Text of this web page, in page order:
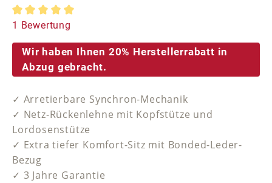
Durchschnittliche Bewertung von 5 von 5 Sternen
1 Bewertung
Wir haben Ihnen 20% Herstellerrabatt in
Abzug gebracht.
✓ Arretierbare Synchron-Mechanik
✓ Netz-Rückenlehne mit Kopfstütze und
Lordosenstütze
✓ Extra tiefer Komfort-Sitz mit Bonded-Leder-
Bezug
✓ 3 Jahre Garantie